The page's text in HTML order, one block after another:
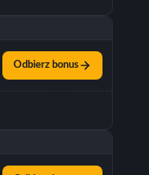
Odbierz bonus